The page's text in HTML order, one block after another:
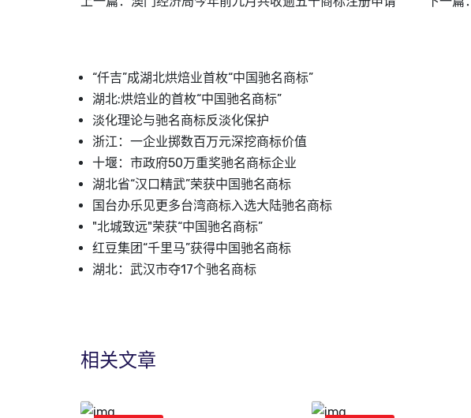
“仟吉”成湖北烘焙业首枚“中国驰名商标”
湖北:烘焙业的首枚“中国驰名商标”
淡化理论与驰名商标反淡化保护
浙江：一企业掷数百万元深挖商标价值
十堰：市政府50万重奖驰名商标企业
湖北省“汉口精武”荣获中国驰名商标
国台办乐见更多台湾商标入选大陆驰名商标
"北城致远"荣获“中国驰名商标”
红豆集团“千里马”获得中国驰名商标
湖北：武汉市夺17个驰名商标
相关文章